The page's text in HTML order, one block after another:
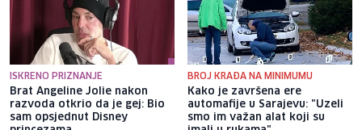
ISKRENO PRIZNANJE
Brat Angeline Jolie nakon
razvoda otkrio da je gej: Bio
sam opsjednut Disney
BROJ KRAĐA NA MINIMUMU
Kako je završena ere
automafije u Sarajevu: "Uzeli
smo im važan alat koji su